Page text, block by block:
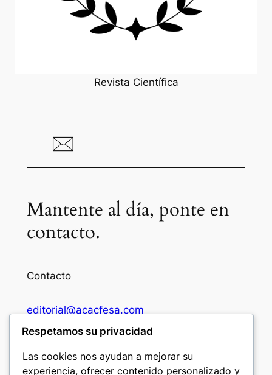
Revista Científica
Mantente al día, ponte en
contacto.
Contacto
editorial@acacfesa.com
Respetamos su privacidad
Las cookies nos ayudan a mejorar su
experiencia, ofrecer contenido personalizado y